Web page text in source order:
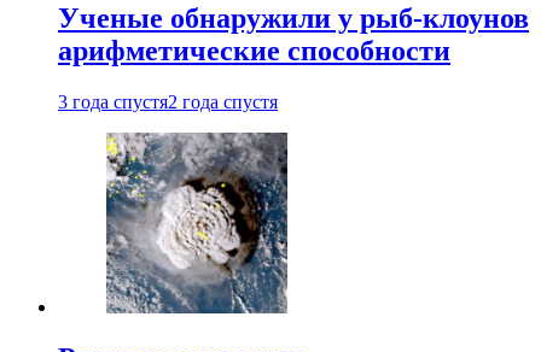
Ученые обнаружили у рыб-клоунов
арифметические способности
3 года спустя2 года спустя